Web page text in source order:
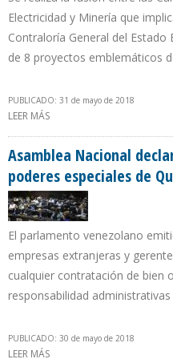
Electricidad y Minería que
Contraloría General del
de 8 proyectos emblemáticos
PUBLICADO: 31 de mayo de 2018
LEER MÁS
Asamblea Nacional
poderes especiales de
El parlamento venezolano
empresas extranjeras y
cualquier contratación de bien
responsabilidad administrativas
PUBLICADO: 30 de mayo de 2018
LEER MÁS